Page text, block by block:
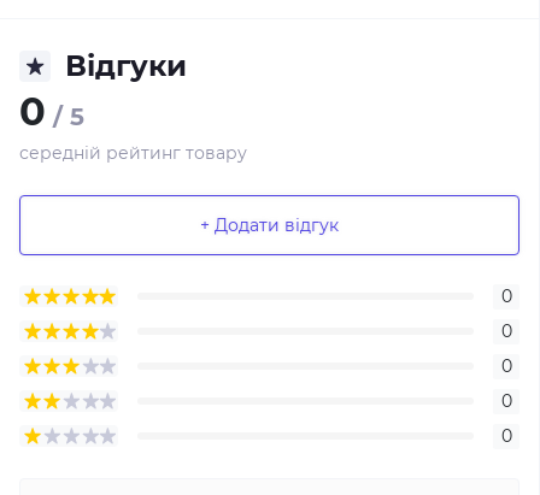
Відгуки
0 / 5
середній рейтинг товару
+ Додати відгук
0
0
0
0
0